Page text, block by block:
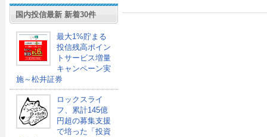
国内投信最新 新着30件
最大1%貯まる
投信残高ポイン
トサービス増量
キャンペーン実
施～松井証券
ロックスライ
フ、累計145億
円超の募集支援
で培った「投資